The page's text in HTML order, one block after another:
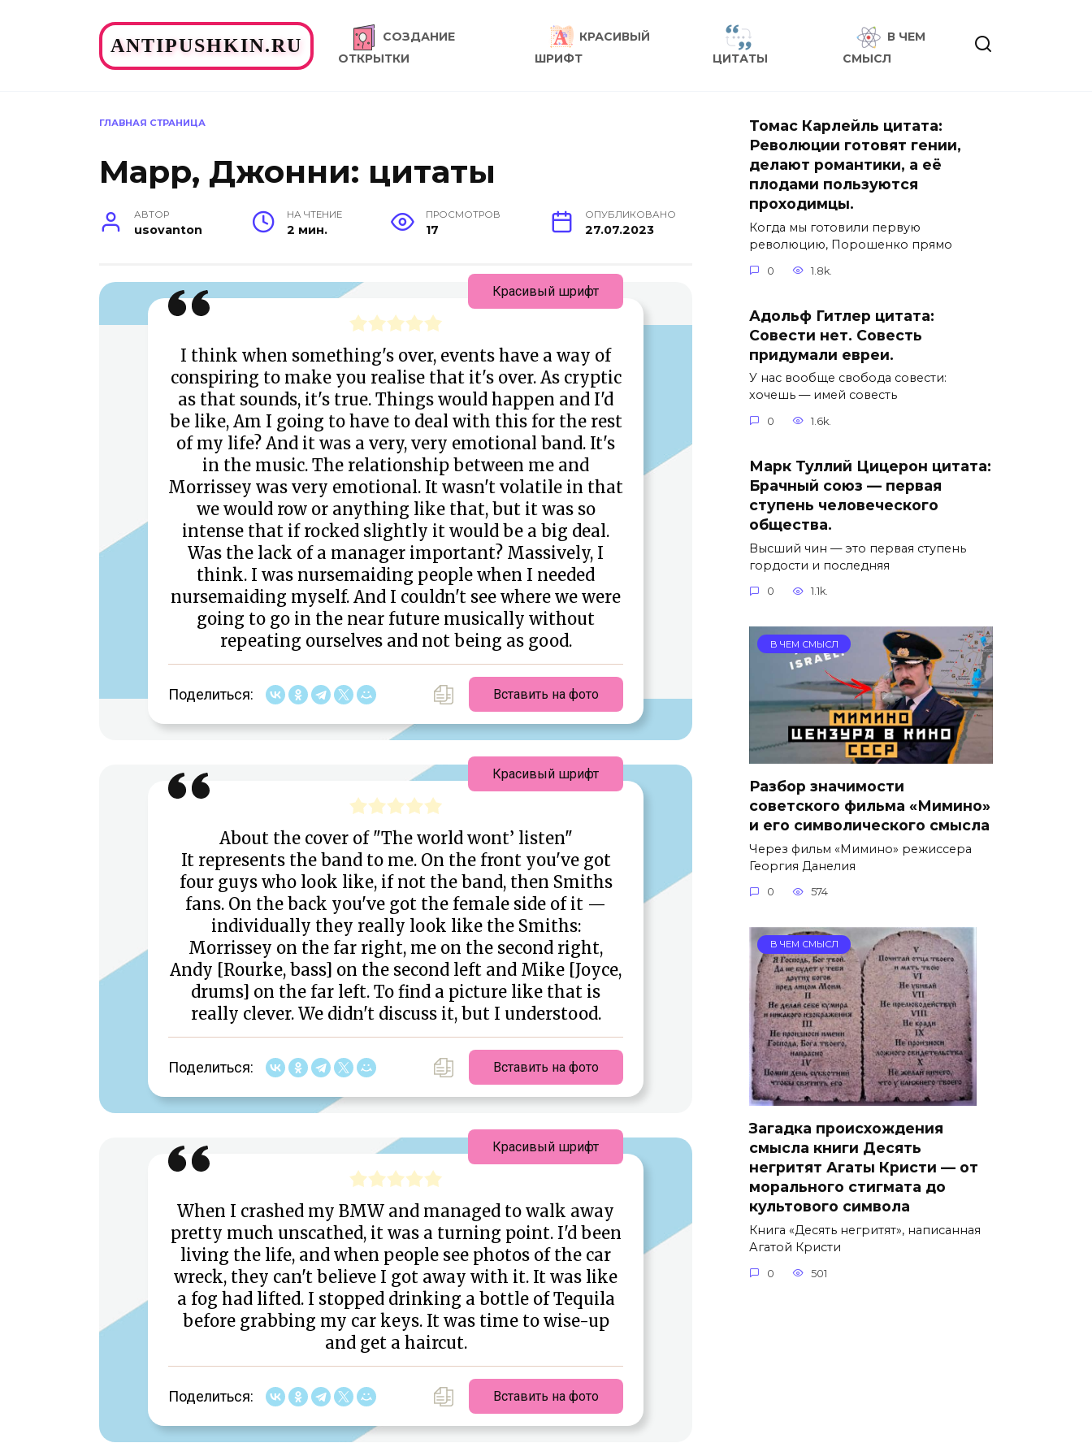
ANTIPUSHKIN.RU
СОЗДАНИЕ
ОТКРЫТКИ
КРАСИВЫЙ
ШРИФТ
ЦИТАТЫ
В ЧЕМ
СМЫСЛ
ГЛАВНАЯ СТРАНИЦА
Марр, Джонни: цитаты
АВТОР
usovanton
НА ЧТЕНИЕ
2 мин.
ПРОСМОТРОВ
17
ОПУБЛИКОВАНО
27.07.2023
I think when something's over, events have a way of
conspiring to make you realise that it's over. As cryptic
as that sounds, it's true. Things would happen and I'd
be like, Am I going to have to deal with this for the rest
of my life? And it was a very, very emotional band. It's
in the music. The relationship between me and
Morrissey was very emotional. It wasn't volatile in that
we would row or anything like that, but it was so
intense that if rocked slightly it would be a big deal.
Was the lack of a manager important? Massively, I
think. I was nursemaiding people when I needed
nursemaiding myself. And I couldn't see where we were
going to go in the near future musically without
repeating ourselves and not being as good.
Поделиться: Вставить на фото
Красивый шрифт
About the cover of "The world wont’ listen"
It represents the band to me. On the front you've got
four guys who look like, if not the band, then Smiths
fans. On the back you've got the female side of it —
individually they really look like the Smiths:
Morrissey on the far right, me on the second right,
Andy [Rourke, bass] on the second left and Mike [Joyce,
drums] on the far left. To find a picture like that is
really clever. We didn't discuss it, but I understood.
Поделиться: Вставить на фото
Красивый шрифт
When I crashed my BMW and managed to walk away
pretty much unscathed, it was a turning point. I'd been
living the life, and when people see photos of the car
wreck, they can't believe I got away with it. It was like
a fog had lifted. I stopped drinking a bottle of Tequila
before grabbing my car keys. It was time to wise-up
and get a haircut.
Поделиться: Вставить на фото
Красивый шрифт
Томас Карлейль цитата:
Революции готовят гении,
делают романтики, а её
плодами пользуются
проходимцы.
Когда мы готовили первую
революцию, Порошенко прямо
0 1.8k.
Адольф Гитлер цитата:
Совести нет. Совесть
придумали евреи.
У нас вообще свобода совести:
хочешь — имей совесть
0 1.6k.
Марк Туллий Цицерон цитата:
Брачный союз — первая
ступень человеческого
общества.
Высший чин — это первая ступень
гордости и последняя
0 1.1k.
В ЧЕМ СМЫСЛ
Разбор значимости
советского фильма «Мимино»
и его символического смысла
Через фильм «Мимино» режиссера
Георгия Данелия
0 574
В ЧЕМ СМЫСЛ
Загадка происхождения
смысла книги Десять
негритят Агаты Кристи — от
морального стигмата до
культового символа
Книга «Десять негритят», написанная
Агатой Кристи
0 501